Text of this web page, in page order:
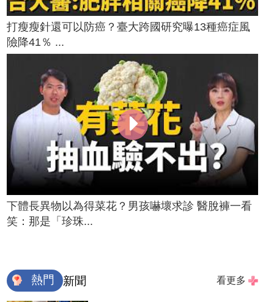
打瘦瘦針還可以防癌？臺大跨國研究曝13種癌症風
險降41％ ...
下體長異物以為得菜花？男孩嚇壞求診 醫脫褲一看
笑：那是「珍珠...
熱門 新聞 看更多